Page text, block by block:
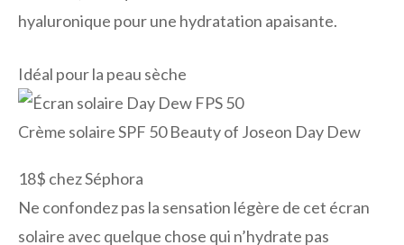
hyaluronique pour une hydratation apaisante.
Idéal pour la peau sèche
Crème solaire SPF 50 Beauty of Joseon Day Dew
18$ chez Séphora
Ne confondez pas la sensation légère de cet écran
solaire avec quelque chose qui n’hydrate pas